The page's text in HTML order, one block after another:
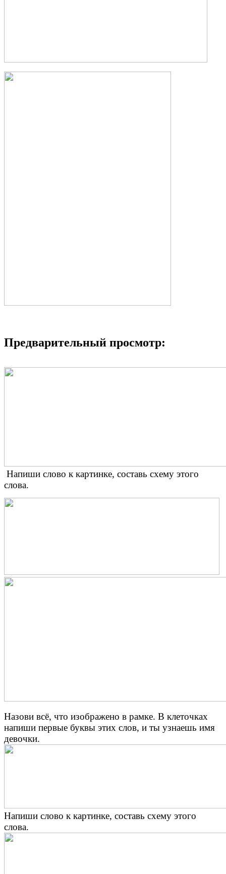
Предварительный просмотр:
Напиши слово к картинке, составь схему этого
слова.
Назови всё, что изображено в рамке. В клеточках
напиши первые буквы этих слов, и ты узнаешь имя
девочки.
Напиши слово к картинке, составь схему этого
слова.